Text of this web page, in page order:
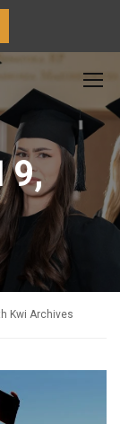
9,
Kwi Archives